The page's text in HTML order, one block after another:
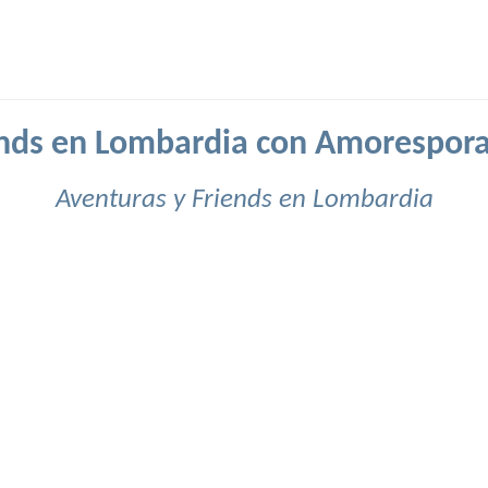
en Lombardia con
Aventuras y Friends en Lombardia